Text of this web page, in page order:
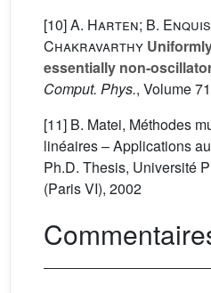
[10]A. Harten; B.
Chakravarthy
essentially non-
Comput. Phys., Volume 71
[11] B. Matei, Méthodes
linéaires – Applications
Ph.D. Thesis, Université
(Paris VI), 2002